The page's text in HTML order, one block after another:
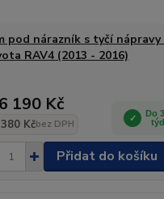
pod nárazník s tyčí nápravy
RAV4 (2013 - 2016)
190 Kč
Kčbez DPH
Do
Přidat do košíku